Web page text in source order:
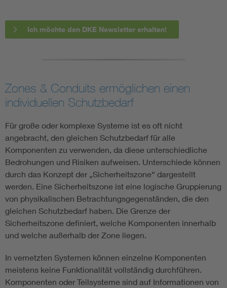
Ich möchte den DKE Newsletter erhalten!
Zones & Conduits ermöglichen einen
individuellen Schutzbedarf
Für große oder komplexe Systeme ist es oft nicht
angebracht, den gleichen Schutzbedarf für alle
Komponenten zu verwenden, da diese unterschiedliche
Bedrohungen und Risiken aufweisen. Unterschiede können
durch das Konzept der „Sicherheitszone“ dargestellt
werden. Eine Sicherheitszone ist eine logische Gruppierung
von physikalischen Betrachtungsgegenständen, die den
gleichen Schutzbedarf haben. Die Grenze der
Sicherheitszone definiert, welche Komponenten innerhalb
und welche außerhalb der Zone liegen.
In vernetzten Systemen können einzelne Komponenten
meistens keine Funktionalität vollständig durchführen.
Komponenten oder Teilsysteme sind auf Informationen von